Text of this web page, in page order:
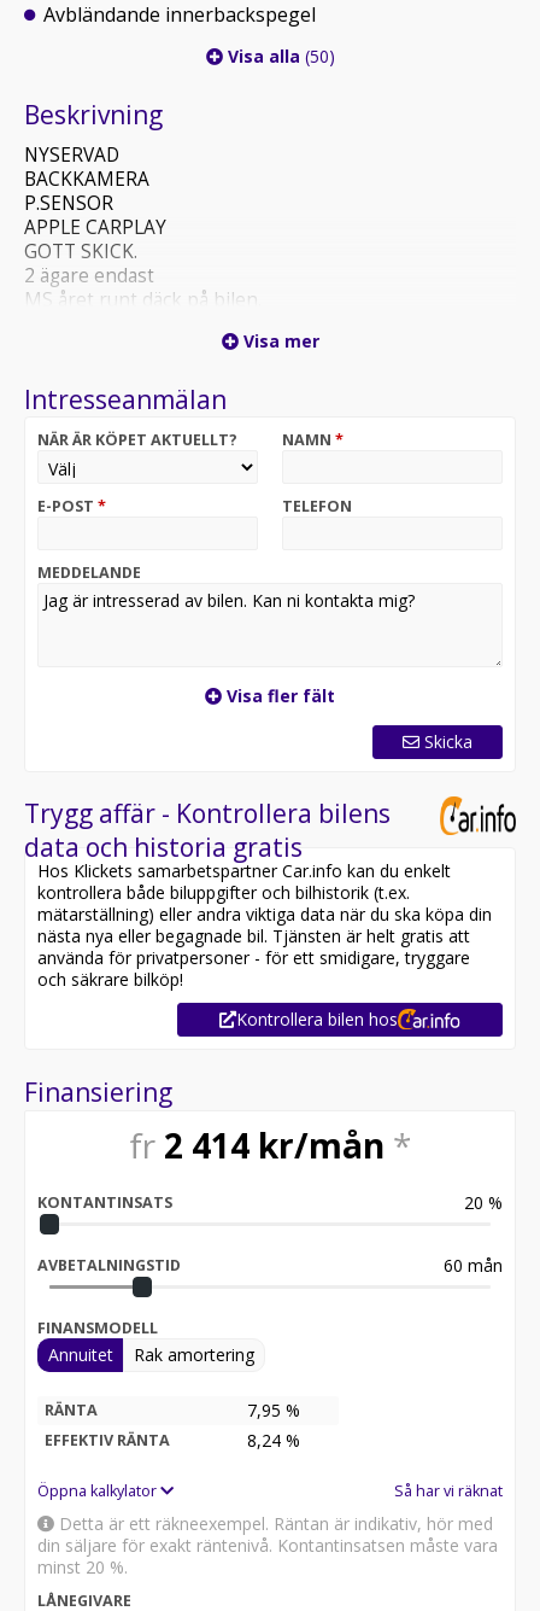
Avbländande innerbackspegel
Visa alla (50)
Beskrivning
NYSERVAD
BACKKAMERA
P.SENSOR
APPLE CARPLAY
GOTT SKICK.
2 ägare endast
MS året runt däck på bilen.
• Birka & Brem-Bil PLUS MENY
• 24 Månader Garantier 3,995:-
• Vinterhjul finns som tillval, kontakta oss för mer info
• 14 dgr helförsäkring ingår via Trygg-Hansa
• Våra finanspartners är, Nordea finans & Santander
• 40-år i Branschen
• Vi kan bilaffärer
Visa mer
Intresseanmälan
NÄR ÄR KÖPET AKTUELLT? NAMN *
E-POST * TELEFON
MEDDELANDE
Visa fler fält
Skicka
Trygg affär - Kontrollera bilens
data och historia gratis
Hos Klickets samarbetspartner Car.info kan du enkelt
kontrollera både biluppgifter och bilhistorik (t.ex.
mätarställning) eller andra viktiga data när du ska köpa din
nästa nya eller begagnade bil. Tjänsten är helt gratis att
använda för privatpersoner - för ett smidigare, tryggare
och säkrare bilköp!
Kontrollera bilen hos
Finansiering
fr 2 414 kr/mån *
KONTANTINSATS 20 %
AVBETALNINGSTID 60 mån
FINANSMODELL
Annuitet Rak amortering
RÄNTA 7,95 %
EFFEKTIV RÄNTA 8,24 %
Öppna kalkylator Så har vi räknat
Detta är ett räkneexempel. Räntan är indikativ, hör med
din säljare för exakt räntenivå. Kontantinsatsen måste vara
minst 20 %.
LÅNEGIVARE